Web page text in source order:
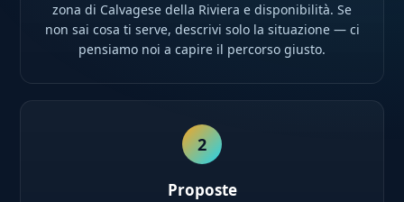
zona di Calvagese della Riviera e disponibilità. Se
non sai cosa ti serve, descrivi solo la situazione — ci
pensiamo noi a capire il percorso giusto.
2
Proposte